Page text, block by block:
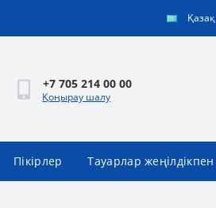
Қазақ
+7 705 214 00 00
Қоңырау шалу
Пікірлер Тауарлар жеңілдікпен